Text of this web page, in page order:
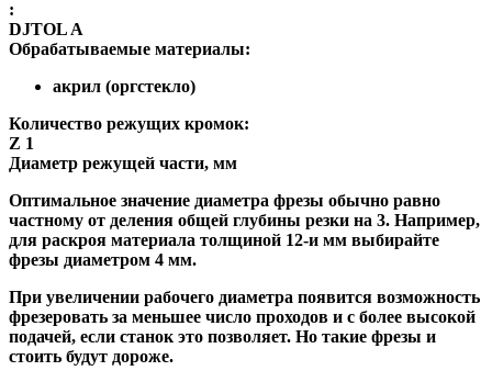
:
DJTOL A
Обрабатываемые материалы:
акрил (оргстекло)
Количество режущих кромок:
Z 1
Диаметр режущей части, мм
Оптимальное значение диаметра фрезы обычно равно
частному от деления общей глубины резки на 3. Например,
для раскроя материала толщиной 12-и мм выбирайте
фрезы диаметром 4 мм.
При увеличении рабочего диаметра появится возможность
фрезеровать за меньшее число проходов и с более высокой
подачей, если станок это позволяет. Но такие фрезы и
стоить будут дороже.